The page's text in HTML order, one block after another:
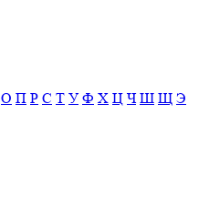
О П Р С Т У Ф Х Ц Ч Ш Щ Э